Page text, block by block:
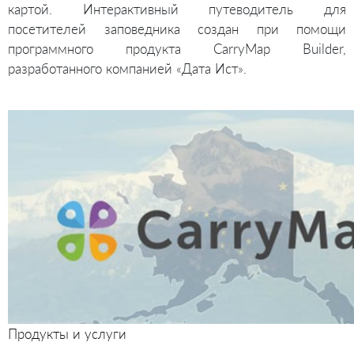
картой. Интерактивный путеводитель для
посетителей заповедника создан при помощи
программного продукта CarryMap Builder,
разработанного компанией «Дата Ист».
Продукты и услуги